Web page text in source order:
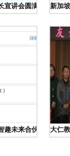
宣讲会圆满成功新加
趣未来合伙企业的服
大仁